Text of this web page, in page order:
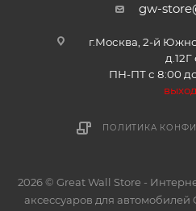
gw-
г.Москва, 2-й
д.12Г
ПН-ПТ с 8:00
в
ПОЛИТИКА
2026 © Great Wall Store -
аксессуаров для автомобилей